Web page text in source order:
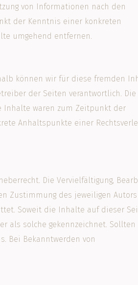
von Informationen nach den
der Kenntnis einer konkreten
umgehend entfernen.
können wir für diese fremden
der Seiten verantwortlich. Die
Inhalte waren zum Zeitpunkt der
Anhaltspunkte einer
Die Vervielfältigung,
Zustimmung des jeweiligen Autors
Soweit die Inhalte auf dieser
als solche gekennzeichnet. Sollten
Bei Bekanntwerden von